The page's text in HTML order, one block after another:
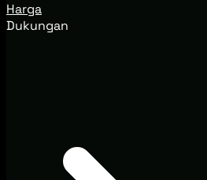
Harga
Dukungan